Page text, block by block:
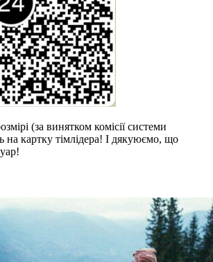
(за винятком комісії системи
на картку тімлідера! І дякуюємо, що